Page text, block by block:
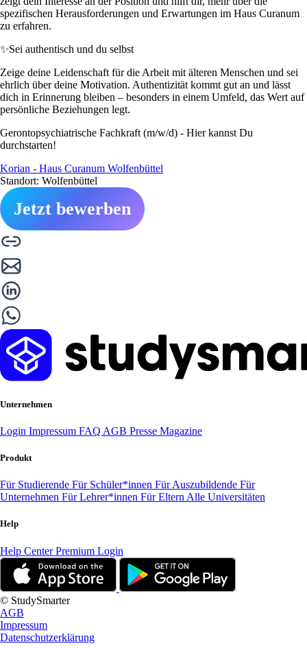
spezifischen Herausforderungen und Erwartungen im Haus Curanum
zu erfahren.
✨Sei authentisch und du selbst
Zeige deine Leidenschaft für die Arbeit mit älteren Menschen und sei
ehrlich über deine Motivation. Authentizität kommt gut an und lässt
dich in Erinnerung bleiben – besonders in einem Umfeld, das Wert auf
persönliche Beziehungen legt.
Gerontopsychiatrische Fachkraft (m/w/d) - Hier kannst Du
durchstarten!
Korian - Haus Curanum Wolfenbüttel
Standort: Wolfenbüttel
Jetzt bewerben
Unternehmen
Login Impressum FAQ AGB Presse Magazine
Produkt
Für Studierende Für Schüler*innen Für Auszubildende Für
Unternehmen Für Lehrer*innen Für Eltern Alle Universitäten
Help
Help CenterPremium Login
© StudySmarter
AGB
Impressum
Datenschutzerklärung